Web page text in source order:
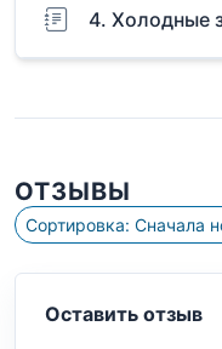
4. Холодные
ОТЗЫВЫ
Сортировка:
Оставить отзыв